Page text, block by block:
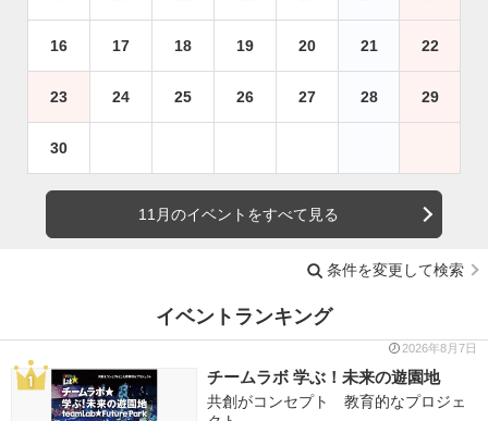
16 17 18 19 20 21 22
23 24 25 26 27 28 29
30
11月のイベントをすべて見る
条件を変更して検索
イベントランキング
2026年8月7日
チームラボ 学ぶ！未来の遊園地
共創がコンセプト 教育的なプロジェ